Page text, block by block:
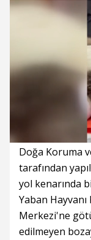
Doğa Koruma
tarafından
yol kenarında
Yaban
Merkezi'ne
edilmeyen